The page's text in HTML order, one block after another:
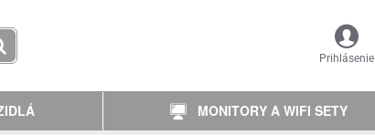
Prihlásenie
MONITORY A WIFI SETY